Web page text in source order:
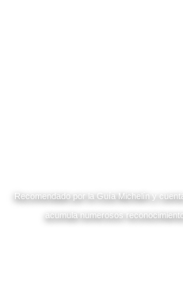
Recomendado por la Guía Michelín y
acumula numerosos